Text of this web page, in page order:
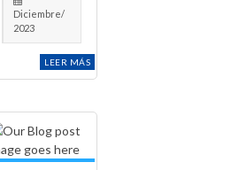
Diciembre/
2023
LEER MÁS